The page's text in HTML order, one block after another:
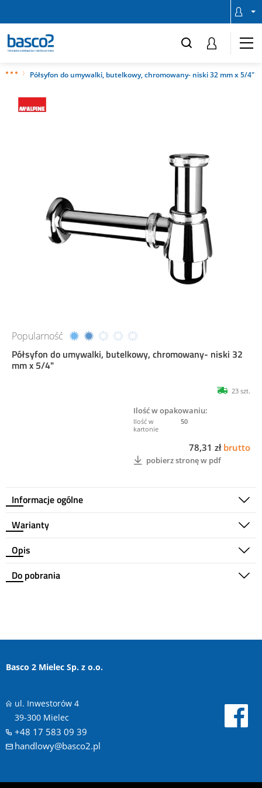
Półsyfon do umywalki, butelkowy, chromowany- niski 32 mm x 5/4"
Popularność
Półsyfon do umywalki, butelkowy, chromowany- niski 32
mm x 5/4"
Informacje ogólne
23 szt.
Ilość w opakowaniu:
50
78,31 zł brutto
pobierz stronę w pdf
Warianty
Opis
Do pobrania
Basco 2 Mielec Sp. z o.o.
ul. Inwestorów 4
39-300 Mielec
+48 17 583 09 39
handlowy@basco2.pl